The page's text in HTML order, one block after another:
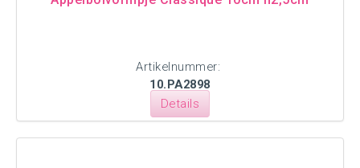
Artikelnummer:
10.PA2898
Details